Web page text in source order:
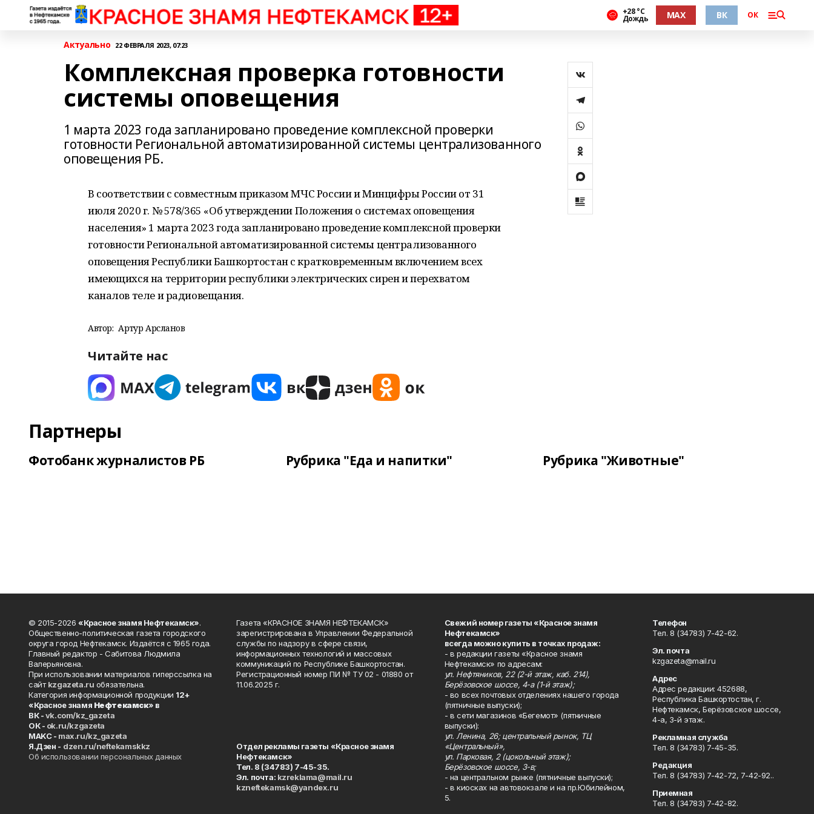
+28 °С
Дождь MAX ВК ОК
Актуально 22 ФЕВРАЛЯ 2023, 07:23
Комплексная проверка готовности
системы оповещения
1 марта 2023 года запланировано проведение комплексной проверки
готовности Региональной автоматизированной системы централизованного
оповещения РБ.
В соответствии с совместным приказом МЧС России и Минцифры России от 31
июля 2020 г. № 578/365 «Об утверждении Положения о системах оповещения
населения» 1 марта 2023 года запланировано проведение комплексной проверки
готовности Региональной автоматизированной системы централизованного
оповещения Республики Башкортостан с кратковременным включением всех
имеющихся на территории республики электрических сирен и перехватом
каналов теле и радиовещания.
Автор: Артур Арсланов
Читайте нас
Партнеры
Фотобанк журналистов РБ Рубрика "Еда и напитки" Рубрика "Животные"
© 2015-2026 «Красное знамя Нефтекамск».
Общественно-политическая газета городского
округа город Нефтекамск. Издаётся с 1965 года.
Главный редактор - Сабитова Людмила
Валерьяновна.
При использовании материалов гиперссылка на
сайтkzgazeta.ru обязательна.
Категория информационной продукции 12+
«Красное знамя Нефтекамск» в
ВК -vk.com/kz_gazeta
ОК - ok.ru/kzgazeta
MAKC - max.ru/kz_gazeta
Я.Дзен - dzen.ru/neftekamskkz
Об использовании персональных данных
Газета «КРАСНОЕ ЗНАМЯ НЕФТЕКАМСК»
зарегистрирована в Управлении Федеральной
службы по надзору в сфере связи,
информационных технологий и массовых
коммуникаций по Республике Башкортостан.
Регистрационный номер ПИ № ТУ 02 - 01880 от
11.06.2025 г.
Отдел рекламы газеты «Красное знамя
Нефтекамск»
Тел. 8 (34783) 7-45-35.
Эл. почта: kzreklama@mail.ru
kzneftekamsk@yandex.ru
Свежий номер газеты «Красное знамя
Нефтекамск»
всегда можно купить в точках продаж:
- в редакции газеты «Красное знамя
Нефтекамск» по адресам:
ул. Нефтяников, 22 (2-й этаж, каб. 214),
Берёзовское шоссе, 4-а (1-й этаж);
- во всех почтовых отделениях нашего города
(пятничные выпуски);
- в сети магазинов «Бегемот» (пятничные
выпуски):
ул. Ленина, 26; центральный рынок, ТЦ
«Центральный»,
ул. Парковая, 2 (цокольный этаж);
Берёзовское шоссе, 3-в;
- на центральном рынке (пятничные выпуски);
- в киосках на автовокзале и на пр.Юбилейном,
5.
Телефон
Тел. 8 (34783) 7-42-62.
Эл. почта
kzgazeta@mail.ru
Адрес
Адрес редакции: 452688,
Республика Башкортостан, г.
Нефтекамск, Берёзовское шоссе,
4-а, 3-й этаж.
Рекламная служба
Тел. 8 (34783) 7-45-35.
Редакция
Тел. 8 (34783) 7-42-72, 7-42-92..
Приемная
Тел. 8 (34783) 7-42-82.